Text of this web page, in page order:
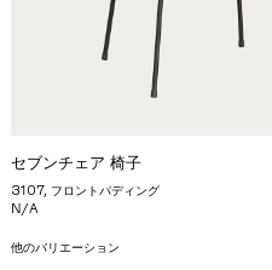
セブンチェア 椅子
3107, フロントパディング
N/A
他のバリエーション